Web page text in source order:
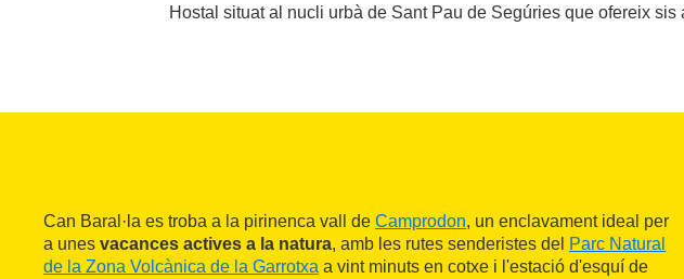
Hostal situat al nucli urbà de Sant Pau de Segúries que ofereix
Can Baral·la es troba a la pirinenca vall de Camprodon, un enclavament ideal per
a unes vacances actives a la natura, amb les rutes senderistes del Parc Natural
de la Zona Volcànica de la Garrotxa a vint minuts en cotxe i l'estació d'esquí de